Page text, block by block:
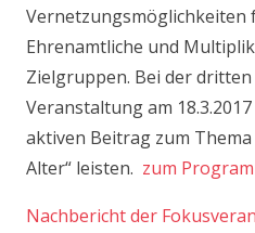
Vernetzungsmöglichkeiten
Ehrenamtliche und
Zielgruppen. Bei der
Veranstaltung am
aktiven Beitrag zum
Alter“ leisten. zum
Nachbericht der